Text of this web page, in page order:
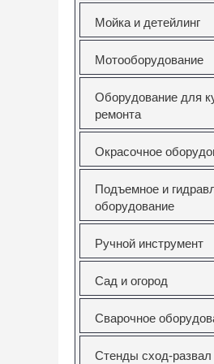
Мойка и детейлинг
Мотооборудование
Оборудование для
ремонта
Окрасочное
Подъемное и
оборудование
Ручной инструмент
Сад и огород
Сварочное
Стенды сход-развал
Вставка резьбовая
M10X1.5 Vertul
VR50727E
130.00руб.